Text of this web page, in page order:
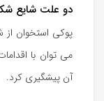
دو علت شایع
پوکی استخوان
می توان با
آن پیشگیری کرد.